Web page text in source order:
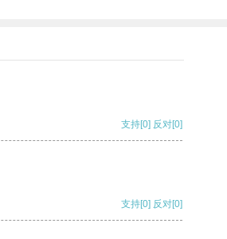
支持[0] 反对[0]
支持[0] 反对[0]